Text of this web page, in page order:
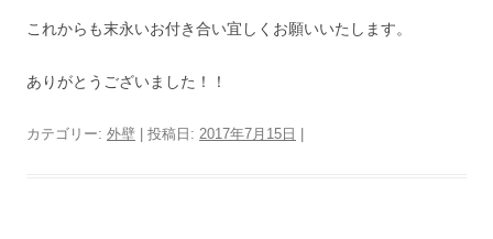
これからも末永いお付き合い宜しくお願いいたします。
ありがとうございました！！
カテゴリー: 外壁 | 投稿日: 2017年7月15日